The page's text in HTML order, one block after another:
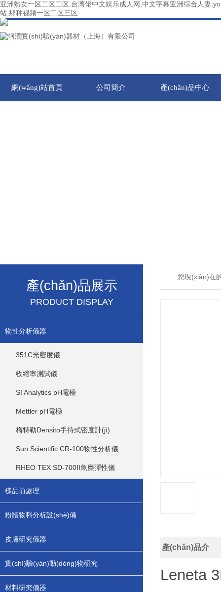
亚洲熟女一区二区二区,台湾佬中文娱乐成人网,中文字幕亚洲综合人妻
站,那种视频一区二区三区
網(wǎng)站首頁 公司簡介 產(chǎn)品中心
產(chǎn)品展示
PRODUCT DISPLAY
物性分析儀器
351C光密度儀
收縮率測試儀
SI Analytics pH電極
Mettler pH電極
梅特勒Densito手持式密度計(jì)
Sun Scientific CR-100物性分析儀
RHEO TEX SD-700II魚糜彈性儀
樣品前處理
粉體物料分析設(shè)備
皮膚研究儀器
實(shí)驗(yàn)動(dòng)物研究
材料研究儀器
您現(xiàn)在
產(chǎn)品介
Leneta